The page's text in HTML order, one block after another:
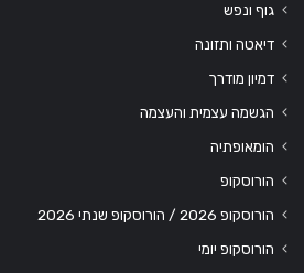
גוף ונפש
דיאטה ותזונה
דמיון מודרך
הגשמה עצמית והעצמה
הומאופתיה
הורוסקופ
הורוסקופ 2026 / הורוסקופ שנתי 2026
הורוסקופ יומי